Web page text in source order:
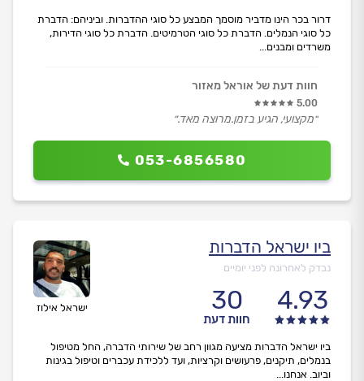
053-6856580
דרור בכר הינו מדביר מוסמך המבצע כל סוגי ההדברות. וביניהם: הדברת
כל סוגי הנמלים. הדברת כל סוגי הטרמיטים. הדברת כל סוגי הדירות,
משרדים ומבנים...
חוות דעת של אוראל מאזור
5.00
״מקצועי, הגיע בזמן.מרוצה מאד.״
ישראל אילוז
ביו ישראל הדברות
נבדק לאחרונה לפני יומיים
4.93
30
חוות דעת
ביו ישראל הדברות מציעה מגוון רחב של שירותי הדברה, החל מטיפול
בנמלים, תיקנים, פרעושים וקרציות, ועד ללכידת עכברים וטיפול בגינות
וביוב. אנחנו...